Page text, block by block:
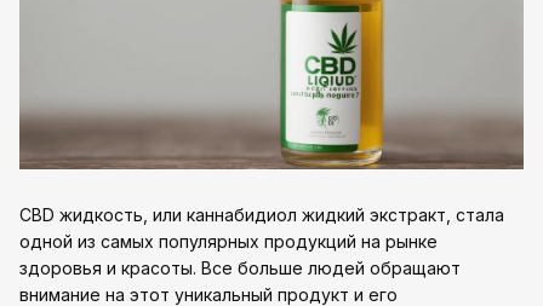
CBD жидкость, или каннабидиол жидкий экстракт, стала
одной из самых популярных продукций на рынке
здоровья и красоты. Все больше людей обращают
внимание на этот уникальный продукт и его